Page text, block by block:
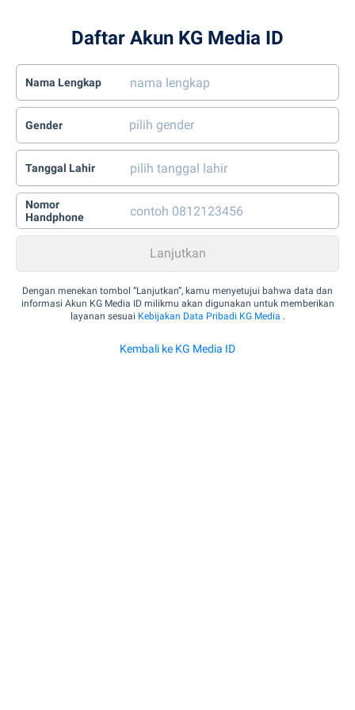
Daftar Akun KG Media ID
Nama Lengkap
Gender
Tanggal Lahir
Nomor
Handphone
Dengan menekan tombol “Lanjutkan”, kamu menyetujui bahwa data dan
informasi Akun KG Media ID milikmu akan digunakan untuk memberikan
layanan sesuai Kebijakan Data Pribadi KG Media .
Kembali ke KG Media ID